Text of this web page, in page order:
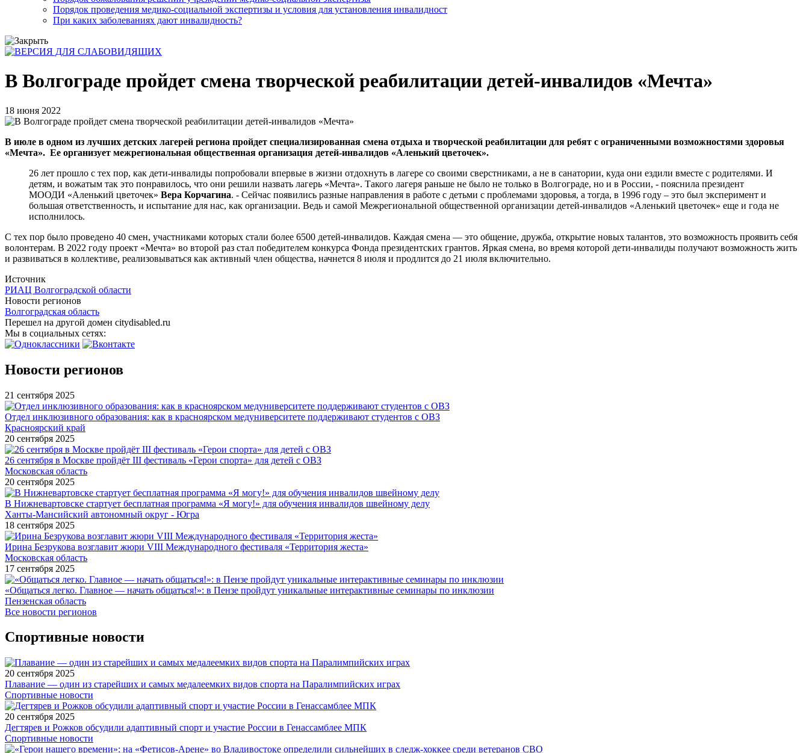
Порядок проведения медико-социальной экспертизы и условия для установления инвалидност
При каких заболеваниях дают инвалидность?
В Волгограде пройдет смена творческой реабилитации детей-инвалидов «Мечта»
18 июня 2022
В июле в одном из лучших детских лагерей региона пройдет специализированная смена отдыха и творческой реабилитации для ребят с ограниченными возможностями здоровья
«Мечта». Ее организует межрегиональная общественная организация детей-инвалидов «Аленький цветочек».
26 лет прошло с тех пор, как дети-инвалиды попробовали впервые в жизни отдохнуть в лагере со своими сверстниками, а не в санатории, куда они ездили вместе с родителями. И
детям, и вожатым так это понравилось, что они решили назвать лагерь «Мечта». Такого лагеря раньше не было не только в Волгограде, но и в России, - пояснила президент
МООДИ «Аленький цветочек» Вера Корчагина. - Сейчас появились разные направления в работе с детьми с проблемами здоровья, а тогда, в 1996 году – это был эксперимент и
большая ответственность, и испытание для нас, как организации. Ведь и самой Межрегиональной общественной организации детей-инвалидов «Аленький цветочек» еще и года не
исполнилось.
С тех пор было проведено 40 смен, участниками которых стали более 6500 детей-инвалидов. Каждая смена — это общение, дружба, открытие новых талантов, это возможность проявить себя
волонтерам. В 2022 году проект «Мечта» во второй раз стал победителем конкурса Фонда президентских грантов. Яркая смена, во время которой дети-инвалиды получают возможность жить
и развиваться в коллективе, реализовываться как активный член общества, начнется 8 июля и продлится до 21 июля включительно.
Источник
РИАЦ Волгоградской области
Новости регионов
Волгоградская область
Перешел на другой домен citydisabled.ru
Мы в социальных сетях:
Новости регионов
21 сентября 2025
Отдел инклюзивного образования: как в красноярском медуниверситете поддерживают студентов с ОВЗ
Красноярский край
20 сентября 2025
26 сентября в Москве пройдёт III фестиваль «Герои спорта» для детей с ОВЗ
Московская область
20 сентября 2025
В Нижневартовске стартует бесплатная программа «Я могу!» для обучения инвалидов швейному делу
Ханты-Мансийский автономный округ - Югра
18 сентября 2025
Ирина Безрукова возглавит жюри VIII Международного фестиваля «Территория жеста»
Московская область
17 сентября 2025
«Общаться легко. Главное — начать общаться!»: в Пензе пройдут уникальные интерактивные семинары по инклюзии
Пензенская область
Все новости регионов
Спортивные новости
20 сентября 2025
Плавание — один из старейших и самых медалеемких видов спорта на Паралимпийских играх
Спортивные новости
20 сентября 2025
Дегтярев и Рожков обсудили адаптивный спорт и участие России в Генассамблее МПК
Спортивные новости